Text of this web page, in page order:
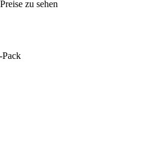
zu sehen